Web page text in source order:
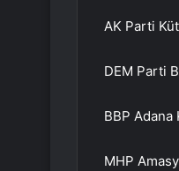
AK Parti
DEM Parti
BBP
MHP